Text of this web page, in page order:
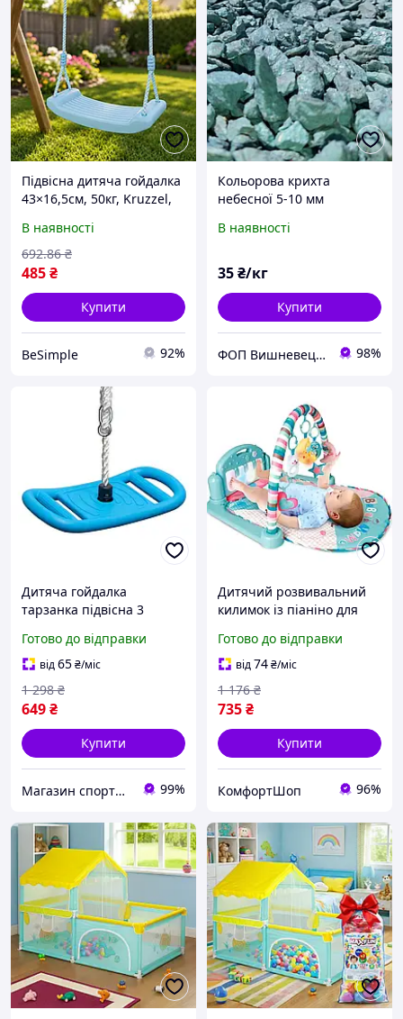
Підвісна дитяча гойдалка
43×16,5см, 50кг, Kruzzel,
дитячого майданчика /
Дитячі гойдалка для дачі
В наявності
485₴
692.86 ₴
Купити
BeSimple 92%
Кольорова крихта
небесної 5-10 мм
В наявності
35₴/кг
Купити
ФОП Вишневецька Ольга Вячеславівна 98%
Дитяча гойдалка
тарзанка підвісна 3
регульованою мотузкою
WCG Fly 3в1 для саду та
дому
Готово до відправки
від65₴/міс
649₴
1 298 ₴
Купити
Магазин спортивних товарів "PLANETSPORT" 99%
Дитячий розвивальний
килимок із піаніно для
ігор безпечний
майданчик для малюків
від 3 місяців
Готово до відправки
від74₴/міс
735₴
1 176 ₴
Купити
КомфортШоп 96%